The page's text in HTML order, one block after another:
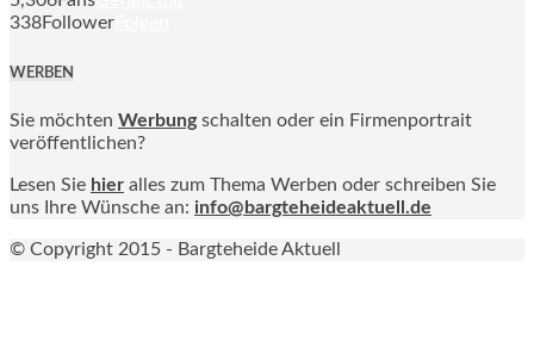
338Follower
WERBEN
Sie möchten Werbung schalten oder ein Firmenportrait
veröffentlichen?
Lesen Sie hier alles zum Thema Werben oder schreiben Sie
uns Ihre Wünsche an: info@bargteheideaktuell.de
© Copyright 2015 - Bargteheide Aktuell